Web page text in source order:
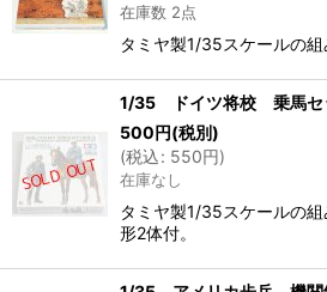
在庫数 2点
タミヤ製1/35スケールの組
1/35 ドイツ将校 乗馬セ
500円(税別)
(税込: 550円)
在庫なし
タミヤ製1/35スケールの
形2体付。